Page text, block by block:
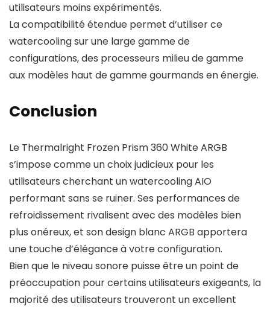
utilisateurs moins expérimentés.
La compatibilité étendue permet d’utiliser ce
watercooling sur une large gamme de
configurations, des processeurs milieu de gamme
aux modèles haut de gamme gourmands en énergie.
Conclusion
Le Thermalright Frozen Prism 360 White ARGB
s’impose comme un choix judicieux pour les
utilisateurs cherchant un watercooling AIO
performant sans se ruiner. Ses performances de
refroidissement rivalisent avec des modèles bien
plus onéreux, et son design blanc ARGB apportera
une touche d’élégance à votre configuration.
Bien que le niveau sonore puisse être un point de
préoccupation pour certains utilisateurs exigeants, la
majorité des utilisateurs trouveront un excellent